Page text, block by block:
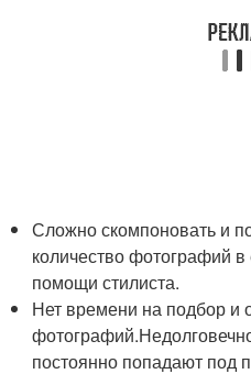
Сложно скомпоновать и
количество фотографий
помощи стилиста.
Нет времени на подбор и
постоянно попадают под